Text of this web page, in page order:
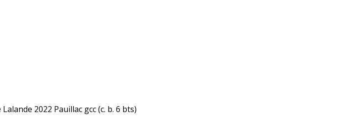
2022 Pauillac gcc (c. b. 6 bts)